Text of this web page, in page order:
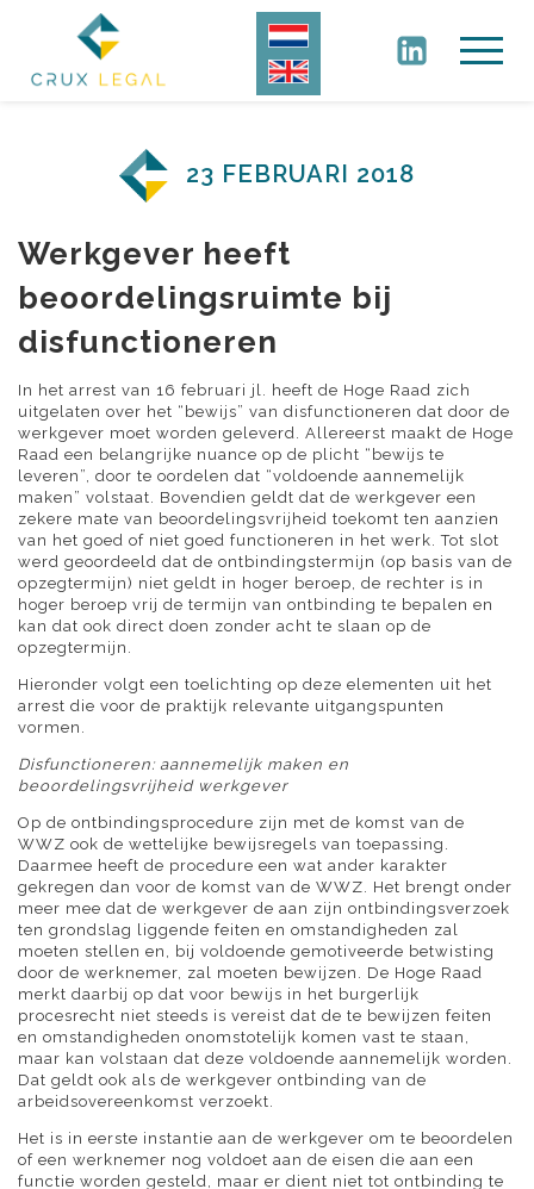
23 FEBRUARI 2018
Werkgever heeft
beoordelingsruimte bij
disfunctioneren
In het arrest van 16 februari jl. heeft de Hoge Raad zich
uitgelaten over het “bewijs” van disfunctioneren dat door de
werkgever moet worden geleverd. Allereerst maakt de Hoge
Raad een belangrijke nuance op de plicht “bewijs te
leveren”, door te oordelen dat “voldoende aannemelijk
maken” volstaat. Bovendien geldt dat de werkgever een
zekere mate van beoordelingsvrijheid toekomt ten aanzien
van het goed of niet goed functioneren in het werk. Tot slot
werd geoordeeld dat de ontbindingstermijn (op basis van de
opzegtermijn) niet geldt in hoger beroep, de rechter is in
hoger beroep vrij de termijn van ontbinding te bepalen en
kan dat ook direct doen zonder acht te slaan op de
opzegtermijn.
Hieronder volgt een toelichting op deze elementen uit het
arrest die voor de praktijk relevante uitgangspunten
vormen.
Disfunctioneren: aannemelijk maken en
beoordelingsvrijheid werkgever
Op de ontbindingsprocedure zijn met de komst van de
WWZ ook de wettelijke bewijsregels van toepassing.
Daarmee heeft de procedure een wat ander karakter
gekregen dan voor de komst van de WWZ. Het brengt onder
meer mee dat de werkgever de aan zijn ontbindingsverzoek
ten grondslag liggende feiten en omstandigheden zal
moeten stellen en, bij voldoende gemotiveerde betwisting
door de werknemer, zal moeten bewijzen. De Hoge Raad
merkt daarbij op dat voor bewijs in het burgerlijk
procesrecht niet steeds is vereist dat de te bewijzen feiten
en omstandigheden onomstotelijk komen vast te staan,
maar kan volstaan dat deze voldoende aannemelijk worden.
Dat geldt ook als de werkgever ontbinding van de
arbeidsovereenkomst verzoekt.
Het is in eerste instantie aan de werkgever om te beoordelen
of een werknemer nog voldoet aan de eisen die aan een
functie worden gesteld, maar er dient niet tot ontbinding te